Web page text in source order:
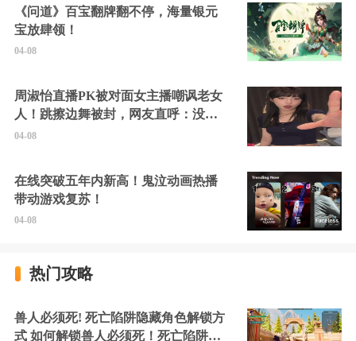
《问道》百宝翻牌翻不停，海量银元
宝放肆领！
04-08
周淑怡直播PK被对面女主播嘲讽老女
人！跳擦边舞被封，网友直呼：没边
硬擦封的好！
04-08
在线突破五年内新高！鬼泣动画热播
带动游戏复苏！
04-08
热门攻略
兽人必须死! 死亡陷阱隐藏角色解锁方
式 如何解锁兽人必须死！死亡陷阱中